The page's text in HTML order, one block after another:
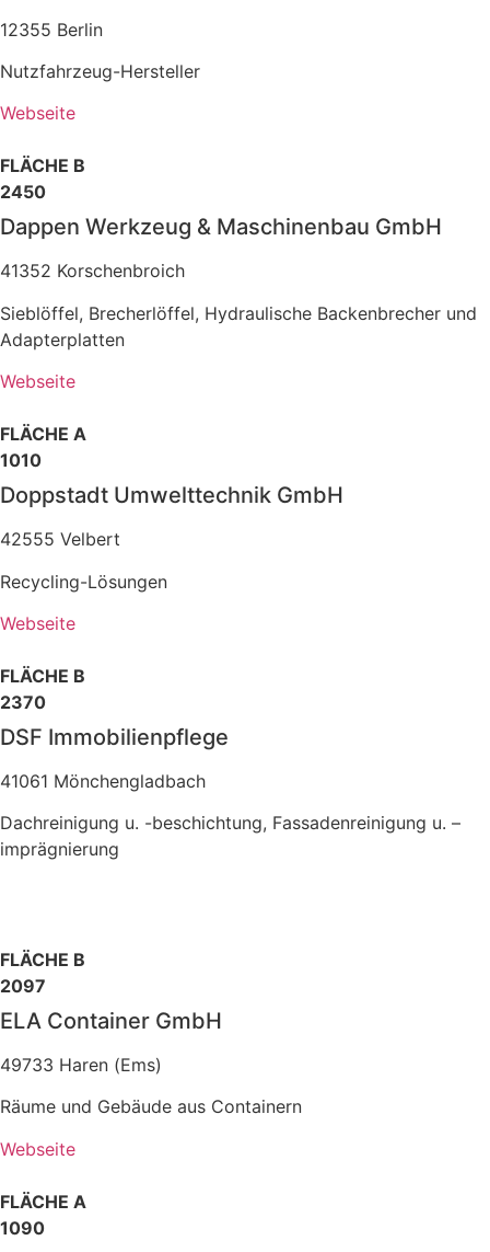
12355 Berlin
Nutzfahrzeug-Hersteller
Webseite
FLÄCHE B
2450
Dappen Werkzeug & Maschinenbau GmbH
41352 Korschenbroich
Sieblöffel, Brecherlöffel, Hydraulische Backenbrecher und
Adapterplatten
Webseite
FLÄCHE A
1010
Doppstadt Umwelttechnik GmbH
42555 Velbert
Recycling-Lösungen
Webseite
FLÄCHE B
2370
DSF Immobilienpflege
41061 Mönchengladbach
Dachreinigung u. -beschichtung, Fassadenreinigung u. –
imprägnierung
FLÄCHE B
2097
ELA Container GmbH
49733 Haren (Ems)
Räume und Gebäude aus Containern
Webseite
FLÄCHE A
1090